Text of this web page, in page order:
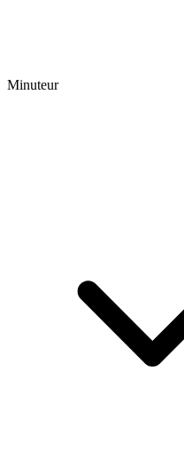
Minuteur